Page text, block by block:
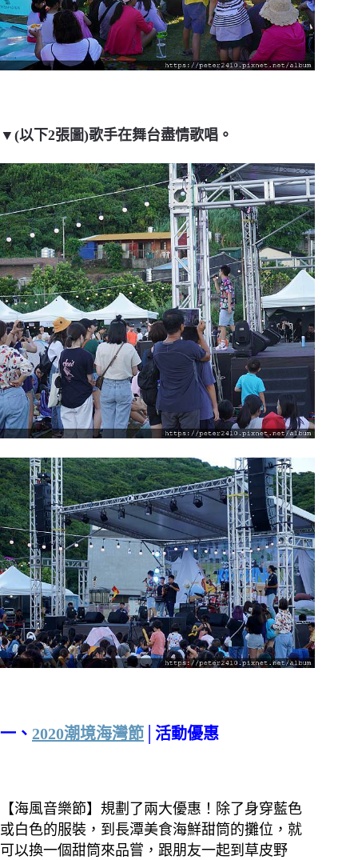
▼(以下2張圖)歌手在舞台盡情歌唱。
一、 2020潮境海灣節 │活動優惠
【海風音樂節】規劃了兩大優惠！除了身穿藍色
或白色的服裝，到長潭美食海鮮甜筒的攤位，就
可以換一個甜筒來品嘗，跟朋友一起到草皮野